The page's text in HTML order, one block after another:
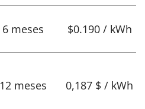
6 meses $0.190 / kWh
12 meses 0,187 $ / kWh